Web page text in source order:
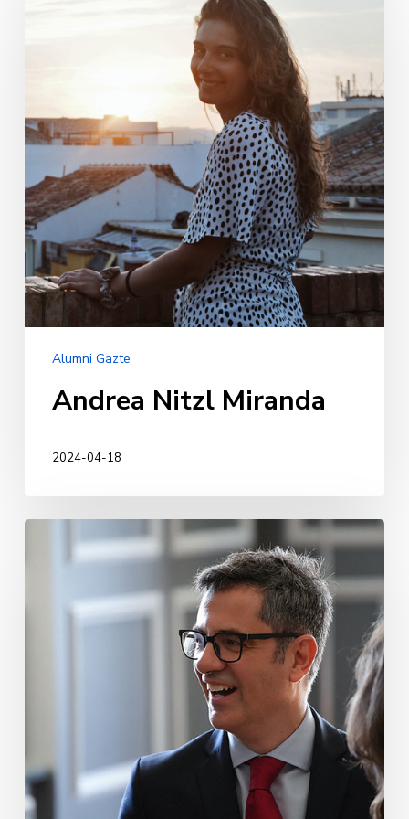
Alumni Gazte
Andrea Nitzl Miranda
2024-04-18
Félix
Bolaños
Presidentzia,